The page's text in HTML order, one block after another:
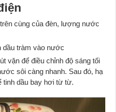
cùng của đèn, lượng nước
dầu tràm vào nước
vặn để điều chỉnh độ sáng tối
sôi càng nhanh. Sau đó, hạ
tinh dầu bay hơi từ từ.